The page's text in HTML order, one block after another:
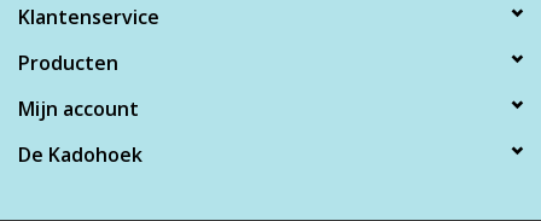
Klantenservice
Producten
Mijn account
De Kadohoek